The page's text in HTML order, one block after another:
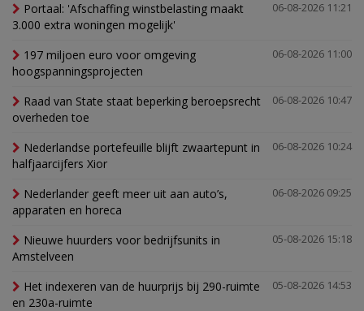
06-08-2026 11:21
Portaal: 'Afschaffing winstbelasting maakt
3.000 extra woningen mogelijk'
06-08-2026 11:00
197 miljoen euro voor omgeving
hoogspanningsprojecten
06-08-2026 10:47
Raad van State staat beperking beroepsrecht
overheden toe
06-08-2026 10:24
Nederlandse portefeuille blijft zwaartepunt in
halfjaarcijfers Xior
06-08-2026 09:25
Nederlander geeft meer uit aan auto’s,
apparaten en horeca
05-08-2026 15:18
Nieuwe huurders voor bedrijfsunits in
Amstelveen
05-08-2026 14:53
Het indexeren van de huurprijs bij 290-ruimte
en 230a-ruimte